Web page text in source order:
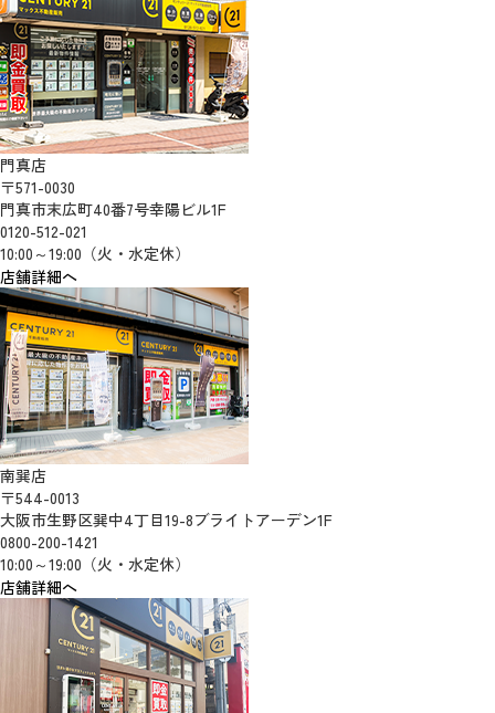
門真店
〒571-0030
門真市末広町40番7号幸陽ビル1F
0120-512-021
10:00～19:00（火・水定休）
店舗詳細へ
南巽店
〒544-0013
大阪市生野区巽中4丁目19-8ブライトアーデン1F
0800-200-1421
10:00～19:00（火・水定休）
店舗詳細へ